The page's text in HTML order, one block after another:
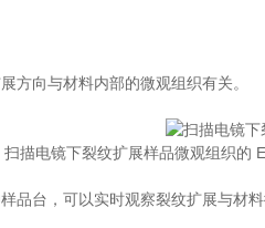
方向与材料内部的微观组织有关。
扫描电镜下裂纹扩展样品微观组织的
品台，可以实时观察裂纹扩展与材